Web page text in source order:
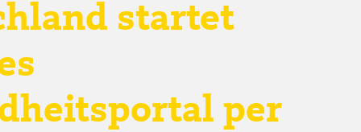
startet
per